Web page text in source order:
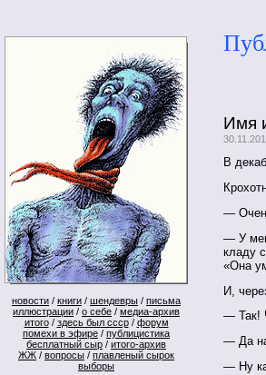
новости / книги / шендевры / письма
иллюстрации / о себе / медиа-архив
итого/ здесь был ссср/ форум
помехи в эфире / публицистика
бесплатный сыр / итого-архив
ЖЖ / вопросы / плавленый сырок
выборы
Имя
В
—
— У
кладу
«Она
И,
— Так!
— Да
— Ну